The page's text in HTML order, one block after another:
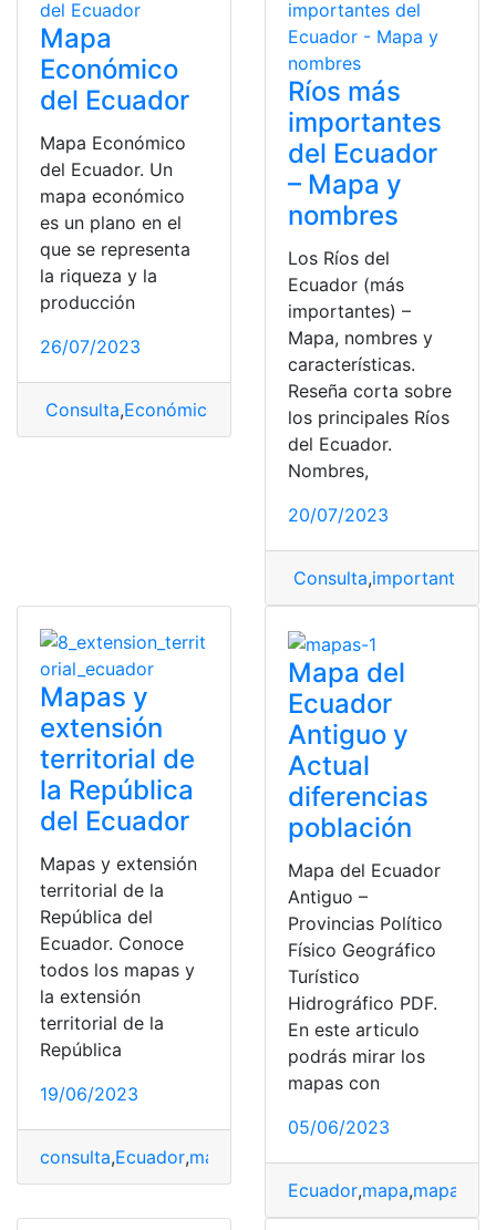
Mapa
Económico
del Ecuador
Mapa Económico
del Ecuador. Un
mapa económico
es un plano en el
que se representa
la riqueza y la
producción
26/07/2023
Consulta,Económico Mapa Económico,Mapa
Ríos más
importantes
del Ecuador
– Mapa y
nombres
Los Ríos del
Ecuador (más
importantes) –
Mapa, nombres y
características.
Reseña corta sobre
los principales Ríos
del Ecuador.
Nombres,
20/07/2023
Consulta,importantes
Mapas y
extensión
territorial de
la República
del Ecuador
Mapas y extensión
territorial de la
República del
Ecuador. Conoce
todos los mapas y
la extensión
territorial de la
República
19/06/2023
consulta,Ecuador,mapa
Mapa del
Ecuador
Antiguo y
Actual
diferencias
población
Mapa del Ecuador
Antiguo –
Provincias Político
Físico Geográfico
Turístico
Hidrográfico PDF.
En este articulo
podrás mirar los
mapas con
05/06/2023
Ecuador,mapa,mapa